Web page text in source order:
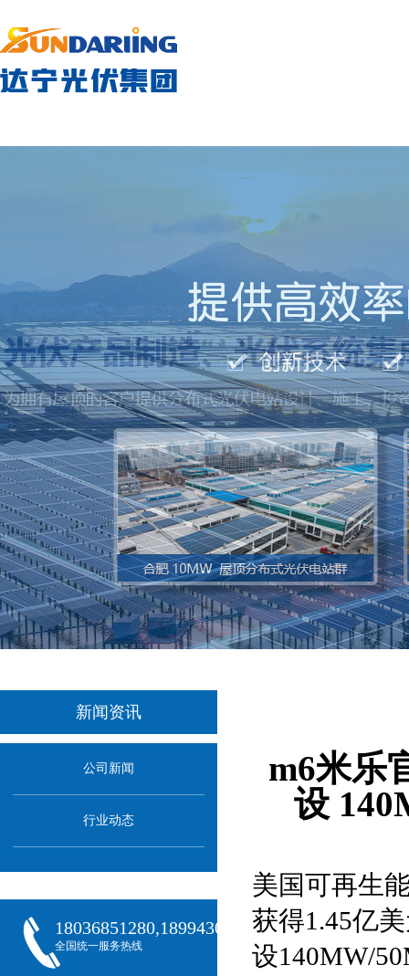
新闻资讯
公司新闻
行业动态
18036851280,18994301288,18068407382
全国统一服务热线
m6米乐
设
美国可再生
获得1.45亿
设140MW/